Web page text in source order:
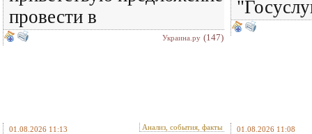
провести в
Украина.ру (147)
01.08.2026 11:13 Анализ, события, факты 01.08.2026 11:08